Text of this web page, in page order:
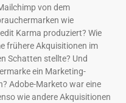
von dem
wie
Karma produziert? Wie
frühere Akquisitionen im
Schatten stellte? Und
ein Marketing-
Adobe-Marketo war eine
wie andere Akquisitionen